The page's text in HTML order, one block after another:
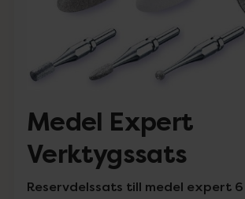
Medel Expert
Verktygssats
Reservdelssats till medel expert